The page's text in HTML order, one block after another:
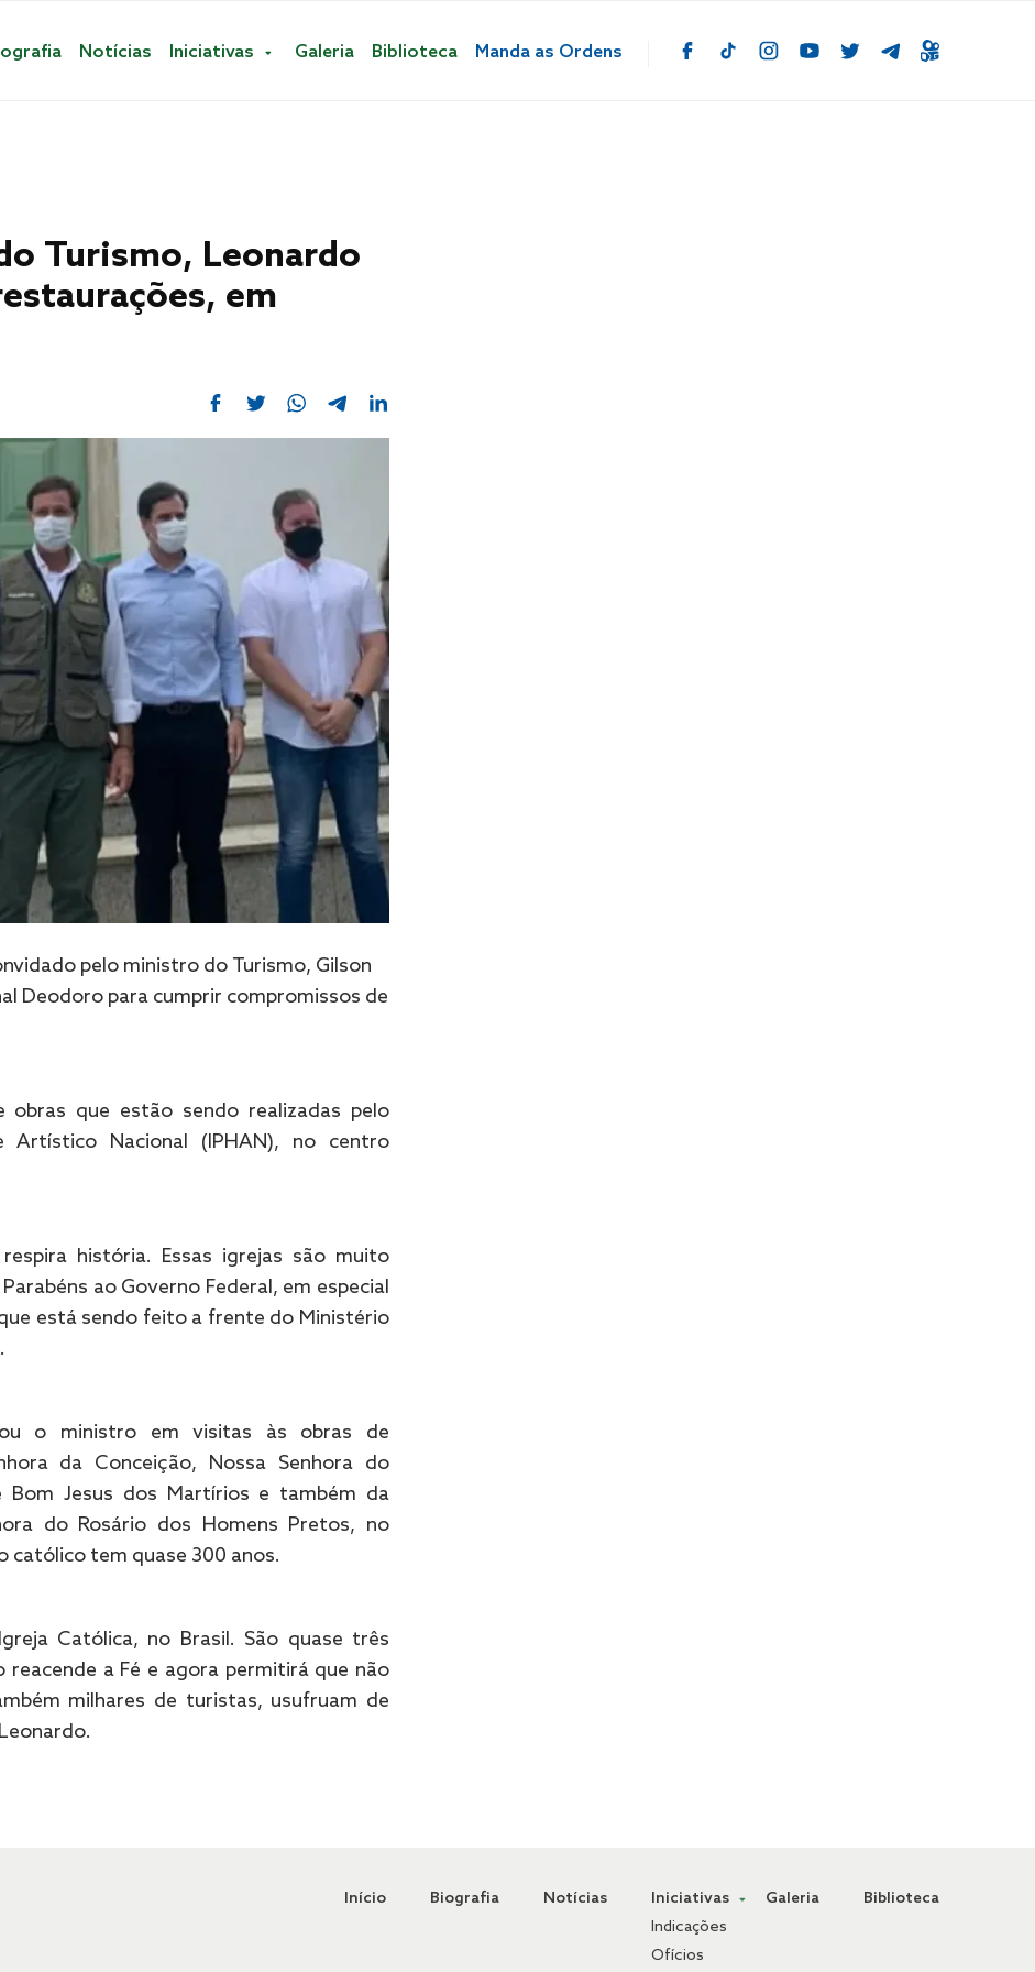
Notícias Iniciativas Galeria Biblioteca Manda as Ordens
Turismo, Leonardo
em
pelo ministro do Turismo, Gilson
Deodoro para cumprir compromissos de
que estão sendo realizadas pelo
Nacional (IPHAN), no centro
história. Essas igrejas são muito
ao Governo Federal, em especial
está sendo feito a frente do Ministério
o ministro em visitas às obras de
da Conceição, Nossa Senhora do
Jesus dos Martírios e também da
do Rosário dos Homens Pretos, no
católico tem quase 300 anos.
Católica, no Brasil. São quase três
a Fé e agora permitirá que não
milhares de turistas, usufruam de
Início Biografia Notícias
Iniciativas
Indicações
Ofícios
Galeria Biblioteca